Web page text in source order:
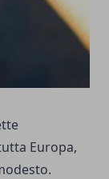
Europa,